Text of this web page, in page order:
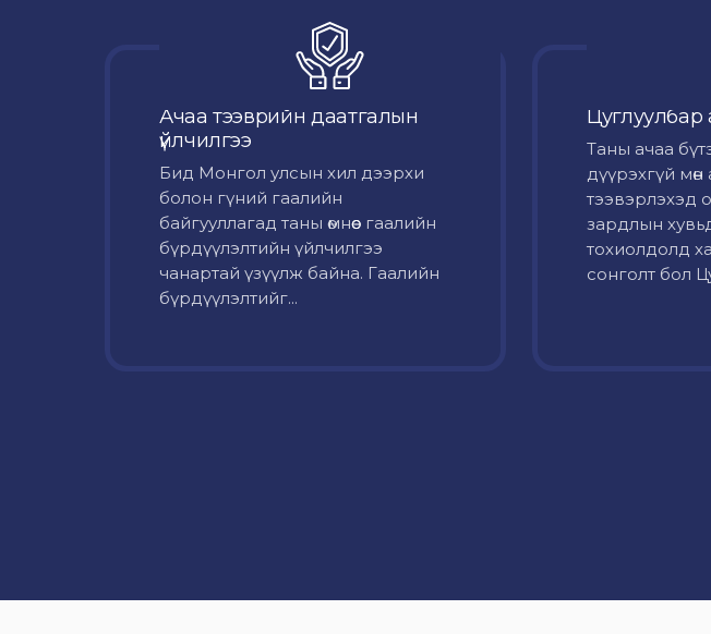
Ачаа тээврийн даатгалын
үйлчилгээ
Бид Монгол улсын хил дээрхи
болон гүний гаалийн
байгууллагад таны өмнөөс гаалийн
бүрдүүлэлтийн үйлчилгээ
чанартай үзүүлж байна. Гаалийн
бүрдүүлэлтийг...
Цуглуулбар
Таны ачаа
дүүрэхгүй
тээвэрлэхэд
зардлын
тохиолдолд
сонголт бол